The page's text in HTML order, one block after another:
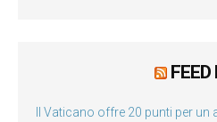
FEED
Il Vaticano offre 20 punti per un